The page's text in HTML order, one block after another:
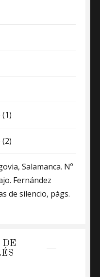
Salamanca. Nº
Fernández
de silencio, págs.
DE